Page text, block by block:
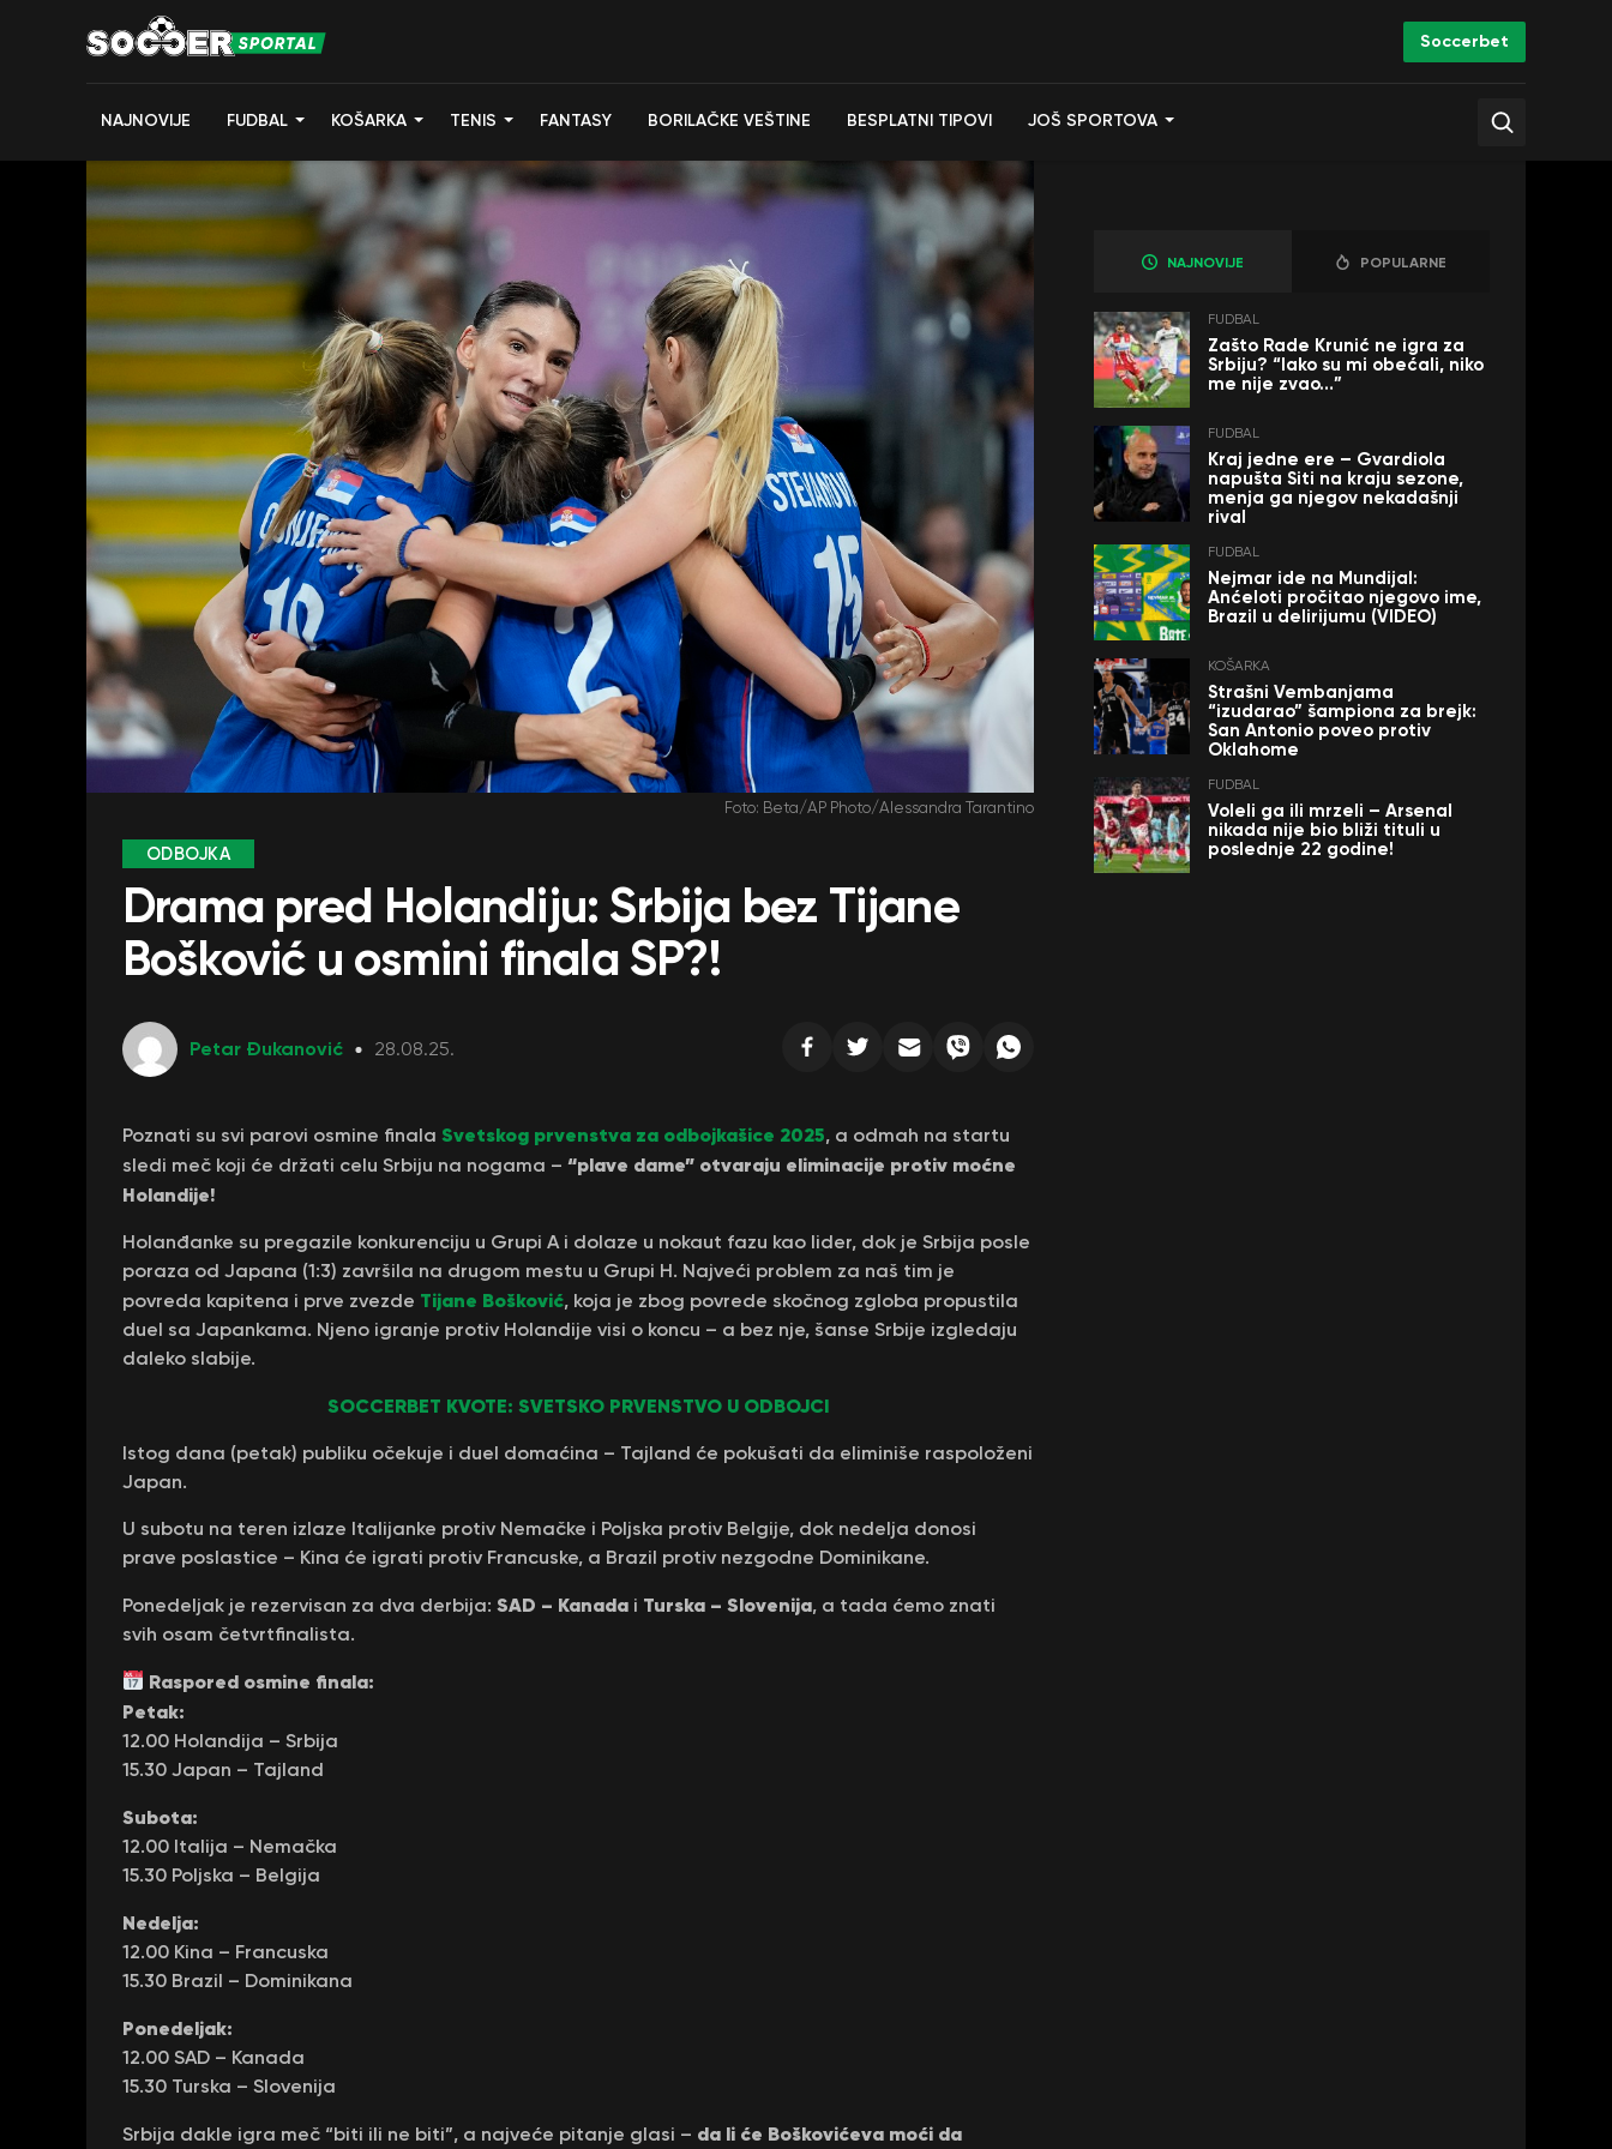
Soccerbet
NAJNOVIJE FUDBAL KOŠARKA TENIS FANTASY BORILAČKE VEŠTINE BESPLATNI TIPOVI JOŠ SPORTOVA
Foto: Beta/AP Photo/Alessandra Tarantino
ODBOJKA
Drama pred Holandiju: Srbija bez Tijane
Bošković u osmini finala SP?!
Petar Đukanović 28.08.25.
Poznati su svi parovi osmine finala Svetskog prvenstva za odbojkašice 2025, a odmah na startu
sledi meč koji će držati celu Srbiju na nogama – “plave dame” otvaraju eliminacije protiv moćne
Holandije!
Holanđanke su pregazile konkurenciju u Grupi A i dolaze u nokaut fazu kao lider, dok je Srbija posle
poraza od Japana (1:3) završila na drugom mestu u Grupi H. Najveći problem za naš tim je
povreda kapitena i prve zvezde Tijane Bošković, koja je zbog povrede skočnog zgloba propustila
duel sa Japankama. Njeno igranje protiv Holandije visi o koncu – a bez nje, šanse Srbije izgledaju
daleko slabije.
SOCCERBET KVOTE: SVETSKO PRVENSTVO U ODBOJCI
Istog dana (petak) publiku očekuje i duel domaćina – Tajland će pokušati da eliminiše raspoloženi
Japan.
U subotu na teren izlaze Italijanke protiv Nemačke i Poljska protiv Belgije, dok nedelja donosi
prave poslastice – Kina će igrati protiv Francuske, a Brazil protiv nezgodne Dominikane.
Ponedeljak je rezervisan za dva derbija: SAD – Kanada i Turska – Slovenija, a tada ćemo znati
svih osam četvrtfinalista.
Raspored osmine finala:
Petak:
12.00 Holandija – Srbija
15.30 Japan – Tajland
Subota:
12.00 Italija – Nemačka
15.30 Poljska – Belgija
Nedelja:
12.00 Kina – Francuska
15.30 Brazil – Dominikana
Ponedeljak:
12.00 SAD – Kanada
15.30 Turska – Slovenija
Srbija dakle igra meč “biti ili ne biti”, a najveće pitanje glasi – da li će Boškovićeva moći da
NAJNOVIJE POPULARNE
FUDBAL
Zašto Rade Krunić ne igra za
Srbiju? “Iako su mi obećali, niko
me nije zvao…”
FUDBAL
Kraj jedne ere – Gvardiola
napušta Siti na kraju sezone,
menja ga njegov nekadašnji
rival
FUDBAL
Nejmar ide na Mundijal:
Anćeloti pročitao njegovo ime,
Brazil u delirijumu (VIDEO)
KOŠARKA
Strašni Vembanjama
“izudarao” šampiona za brejk:
San Antonio poveo protiv
Oklahome
FUDBAL
Voleli ga ili mrzeli – Arsenal
nikada nije bio bliži tituli u
poslednje 22 godine!